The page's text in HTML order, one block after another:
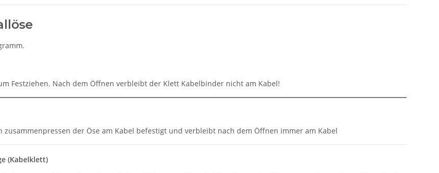
Festziehen. Nach dem Öffnen verbleibt der Klett Kabelbinder nicht am Kabel!
der Öse am Kabel befestigt und verbleibt nach dem Öffnen immer am Kabel
(Kabelklett)